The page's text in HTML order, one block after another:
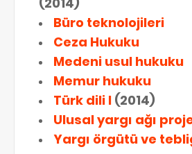
Büro teknolojileri
Ceza Hukuku
Medeni usul hukuku
Memur hukuku
Türk dili I (2014)
Ulusal yargı ağı
Yargı örgütü ve